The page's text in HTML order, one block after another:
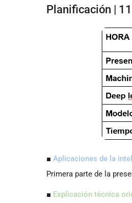
Planificación |
■ Aplicaciones de la
Primera parte de la
■ Explicación técnica